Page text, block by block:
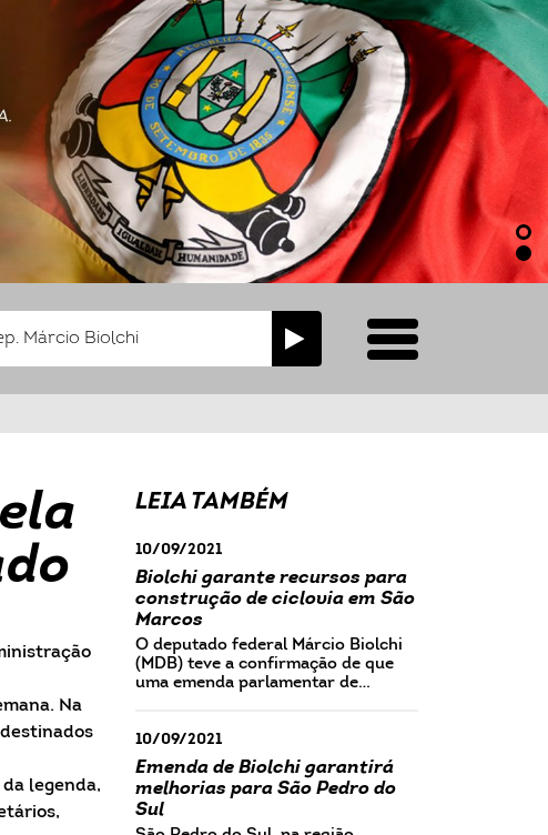
Na
legenda,
LEIA TAMBÉM
10/09/2021
Biolchi garante recursos para
construção de ciclovia em São
Marcos
O deputado federal Márcio Biolchi
(MDB) teve a confirmação de que
uma emenda parlamentar de…
10/09/2021
Emenda de Biolchi garantirá
melhorias para São Pedro do
Sul